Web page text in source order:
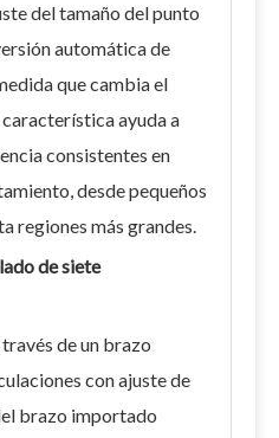
del tamaño del punto
automática de
que cambia el
ayuda a
consistentes en
desde pequeños
regiones más grandes.
de siete
de un brazo
con ajuste de
brazo importado